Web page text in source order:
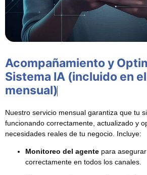
Acompañamiento y
Sistema IA (incluido en
mensual)
Nuestro servicio mensual garantiza que tu
funcionando correctamente, actualizado y
necesidades reales de tu negocio. Incluye:
Monitoreo del agente para
correctamente en todos los canales.